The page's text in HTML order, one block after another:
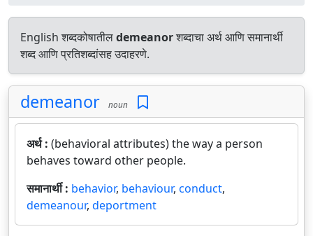
English शब्दकोषातीलdemeanorशब्दाचा अर्थ आणि समानार्थी
शब्द आणि प्रतिशब्दांसह उदाहरणे.
demeanor noun
अर्थ : (behavioral attributes) the way a person
behaves toward other people.
समानार्थी : behavior, behaviour, conduct,
demeanour, deportment